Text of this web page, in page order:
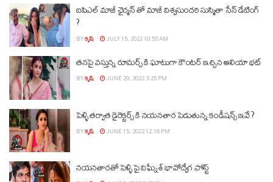
ఐపిఎల్ మాజీ ఛైర్మన్ తో మాజీ విశ్వసుందరి సుస్మితా సేన్ డేటింగ్
?
BYకృష్ JULY 15, 2022 10:55 AM
తనపై వస్తున్న రూమర్స్ కి ఘాటుగా కౌంటర్ ఇచ్చిన ఆలియా భట్
BYకృష్ JUNE 29, 2022 3:25 PM
పెళ్ళి తర్వాత డైరెక్టర్స్ కి నయనతార పెడుతున్న కండీషన్స్ ఇవే ?
BYకృష్ JUNE 15, 2022 12:16 PM
నయనతారతో పెళ్ళి పై విఘ్నేశ్ భావోద్వేగ పోస్ట్